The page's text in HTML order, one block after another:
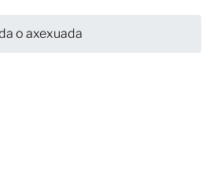
o axexuada